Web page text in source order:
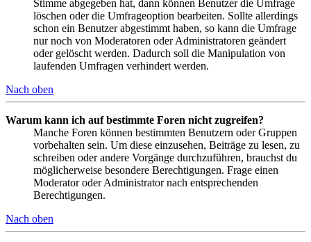
Stimme abgegeben hat, dann können Benutzer die Umfrage
löschen oder die Umfrageoption bearbeiten. Sollte allerdings
schon ein Benutzer abgestimmt haben, so kann die Umfrage
nur noch von Moderatoren oder Administratoren geändert
oder gelöscht werden. Dadurch soll die Manipulation von
laufenden Umfragen verhindert werden.
Nach oben
Warum kann ich auf bestimmte Foren nicht zugreifen?
Manche Foren können bestimmten Benutzern oder Gruppen
vorbehalten sein. Um diese einzusehen, Beiträge zu lesen, zu
schreiben oder andere Vorgänge durchzuführen, brauchst du
möglicherweise besondere Berechtigungen. Frage einen
Moderator oder Administrator nach entsprechenden
Berechtigungen.
Nach oben